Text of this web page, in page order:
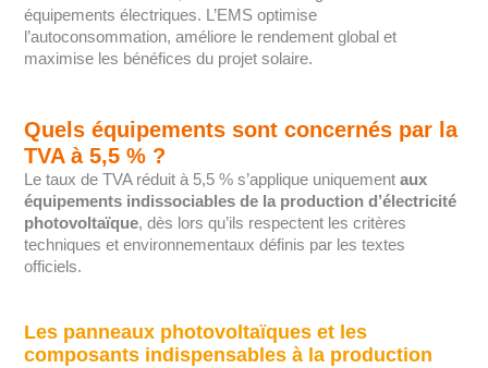
équipements électriques. L’EMS optimise
l’autoconsommation, améliore le rendement global et
maximise les bénéfices du projet solaire.
Quels équipements sont concernés par la
TVA à 5,5 % ?
Le taux de TVA réduit à 5,5 % s’applique uniquementaux
équipements indissociables de la production d’électricité
photovoltaïque, dès lors qu’ils respectent les critères
techniques et environnementaux définis par les textes
officiels.
Les panneaux photovoltaïques et les
composants indispensables à la production